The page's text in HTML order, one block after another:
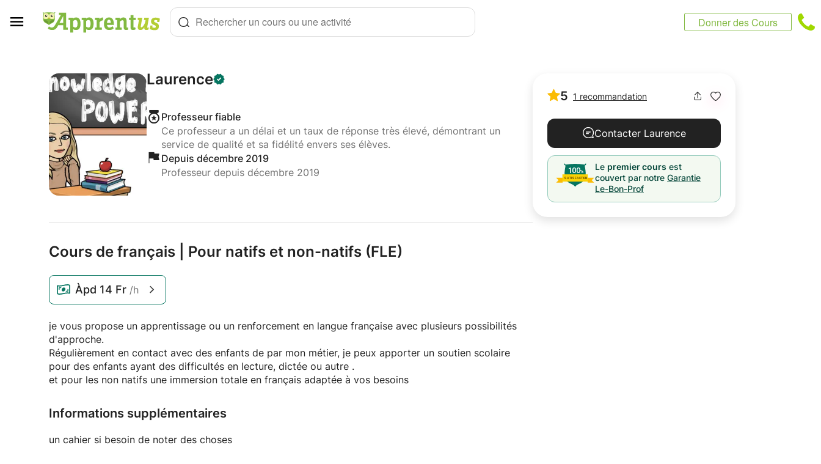
Rechercher un cours ou une activité Donner des Cours
Laurence
Professeur fiable
Ce professeur a un délai et un taux de réponse très élevé, démontrant un
service de qualité et sa fidélité envers ses élèves.
Depuis décembre 2019
Professeur depuis décembre 2019
Cours de français | Pour natifs et non-natifs (FLE)
Àpd 14 Fr /h
je vous propose un apprentissage ou un renforcement en langue française avec plusieurs possibilités
d'approche.
Régulièrement en contact avec des enfants de par mon métier, je peux apporter un soutien scolaire
pour des enfants ayant des difficultés en lecture, dictée ou autre .
et pour les non natifs une immersion totale en français adaptée à vos besoins
Informations supplémentaires
un cahier si besoin de noter des choses
5 1 recommandation
Contacter Laurence
Le premier cours est
couvert par notre Garantie
Le-Bon-Prof